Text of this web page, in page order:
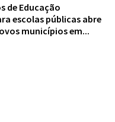
de Educação
escolas públicas abre
municípios em...